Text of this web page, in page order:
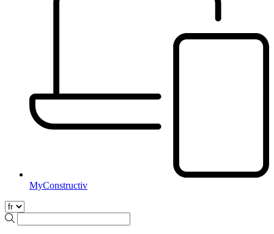
MyConstructiv